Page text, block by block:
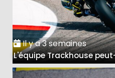
Il y a 3 semaines
L'équipe Trackhouse